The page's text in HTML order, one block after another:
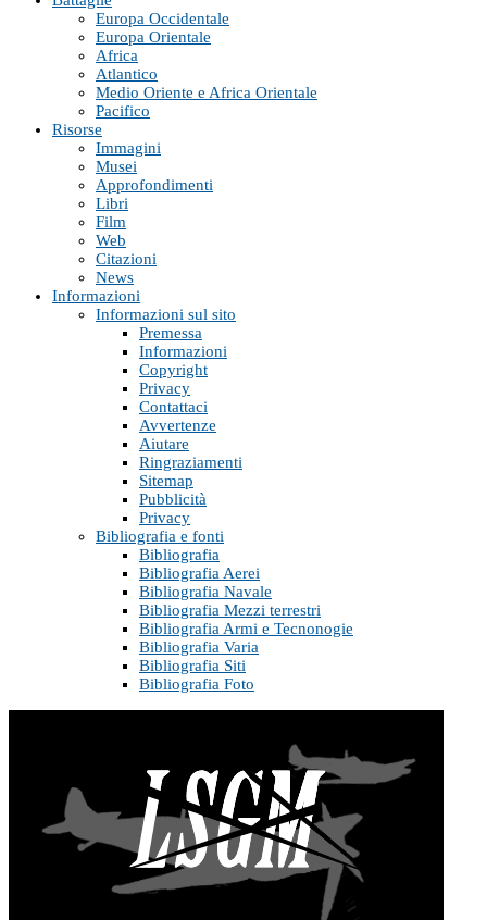
Europa Occidentale
Europa Orientale
Africa
Atlantico
Medio Oriente e Africa Orientale
Pacifico
Risorse
Immagini
Musei
Approfondimenti
Libri
Film
Web
Citazioni
News
Informazioni
Informazioni sul sito
Premessa
Informazioni
Copyright
Privacy
Contattaci
Avvertenze
Aiutare
Ringraziamenti
Sitemap
Pubblicità
Privacy
Bibliografia e fonti
Bibliografia
Bibliografia Aerei
Bibliografia Navale
Bibliografia Mezzi terrestri
Bibliografia Armi e Tecnonogie
Bibliografia Varia
Bibliografia Siti
Bibliografia Foto